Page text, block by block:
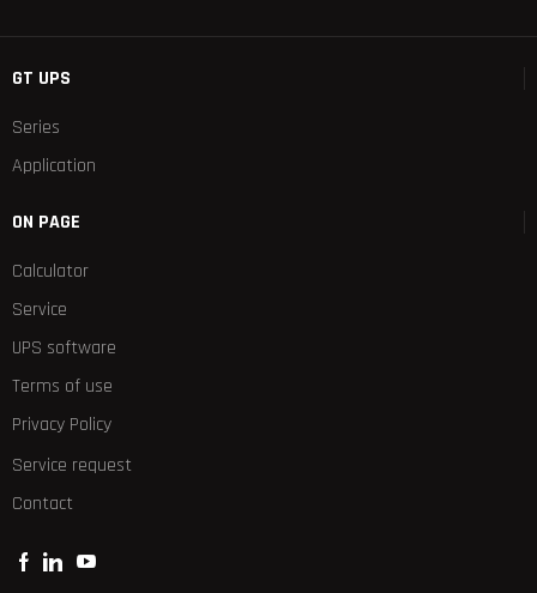
GT UPS
Series
Application
ON PAGE
Calculator
Service
UPS software
Terms of use
Privacy Policy
Service request
Contact